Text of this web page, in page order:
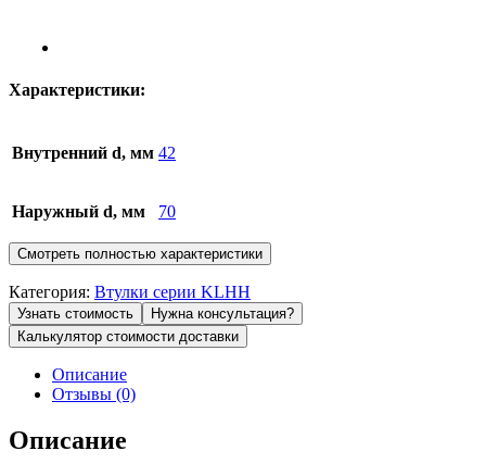
Характеристики:
Внутренний d, мм 42
Наружный d, мм 70
Смотреть полностью характеристики
Категория: Втулки серии KLHH
Узнать стоимость
Нужна консультация?
Калькулятор стоимости доставки
Описание
Отзывы (0)
Описание